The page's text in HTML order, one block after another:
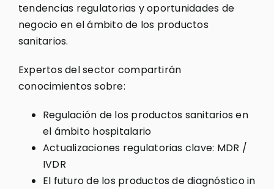
tendencias regulatorias y oportunidades de
negocio en el ámbito de los productos
sanitarios.
Expertos del sector compartirán
conocimientos sobre:
Regulación de los productos sanitarios en
el ámbito hospitalario
Actualizaciones regulatorias clave: MDR /
IVDR
El futuro de los productos de diagnóstico in